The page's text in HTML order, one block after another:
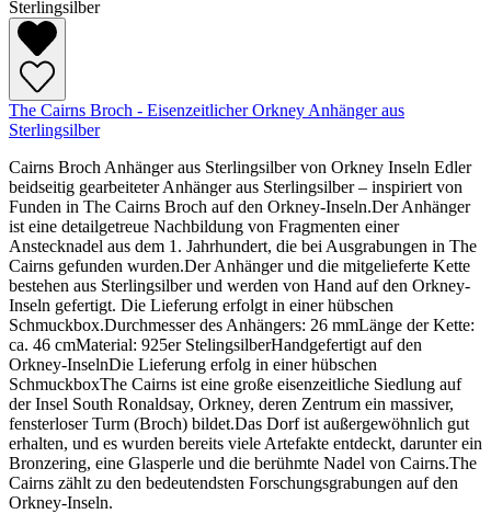
The Cairns Broch - Eisenzeitlicher Orkney Anhänger aus
Sterlingsilber
Cairns Broch Anhänger aus Sterlingsilber von Orkney Inseln Edler
beidseitig gearbeiteter Anhänger aus Sterlingsilber – inspiriert von
Funden in The Cairns Broch auf den Orkney-Inseln.Der Anhänger
ist eine detailgetreue Nachbildung von Fragmenten einer
Anstecknadel aus dem 1. Jahrhundert, die bei Ausgrabungen in The
Cairns gefunden wurden.Der Anhänger und die mitgelieferte Kette
bestehen aus Sterlingsilber und werden von Hand auf den Orkney-
Inseln gefertigt. Die Lieferung erfolgt in einer hübschen
Schmuckbox.Durchmesser des Anhängers: 26 mmLänge der Kette:
ca. 46 cmMaterial: 925er StelingsilberHandgefertigt auf den
Orkney-InselnDie Lieferung erfolg in einer hübschen
SchmuckboxThe Cairns ist eine große eisenzeitliche Siedlung auf
der Insel South Ronaldsay, Orkney, deren Zentrum ein massiver,
fensterloser Turm (Broch) bildet.Das Dorf ist außergewöhnlich gut
erhalten, und es wurden bereits viele Artefakte entdeckt, darunter ein
Bronzering, eine Glasperle und die berühmte Nadel von Cairns.The
Cairns zählt zu den bedeutendsten Forschungsgrabungen auf den
Orkney-Inseln.